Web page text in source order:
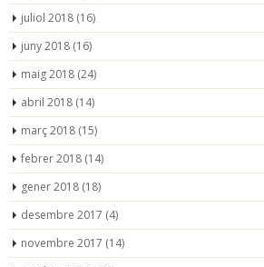
juliol 2018 (16)
juny 2018 (16)
maig 2018 (24)
abril 2018 (14)
març 2018 (15)
febrer 2018 (14)
gener 2018 (18)
desembre 2017 (4)
novembre 2017 (14)